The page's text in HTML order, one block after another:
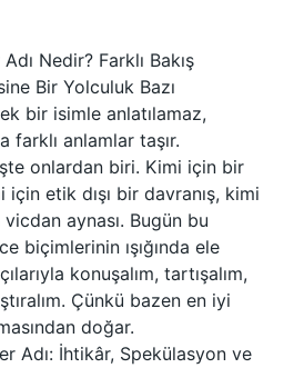
Nedir? Farklı Bakış
Bir Yolculuk Bazı
bir isimle anlatılamaz,
farklı anlamlar taşır.
onlardan biri. Kimi için bir
etik dışı bir davranış, kimi
aynası. Bugün bu
biçimlerinin ışığında ele
konuşalım, tartışalım,
Çünkü bazen en iyi
doğar.
Adı: İhtikâr, Spekülasyon ve